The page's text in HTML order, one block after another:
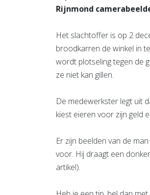
Rijnmond
Het slachtoffer is op 2
broodkarren de winkel in
wordt plotseling tegen de
ze niet kan gillen.
De medewerkster legt uit
kiest eieren voor zijn geld
Er zijn beelden van de
voor. Hij draagt een
artikel).